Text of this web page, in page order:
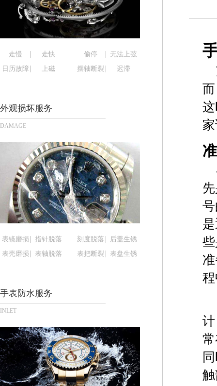
厦门市思明区湖滨东路95号华润大厦写字楼B座11
福州市鼓楼区五四路128-1号恒力城写字楼15层03
成都市锦江区人民东路6号SAC东原中心写字楼24
重庆市江北区观音桥步行街2号融恒时代广场写字
长沙市芙蓉区定王台街道建湘路393号世茂环球金
郑州市二七区铭功路10号华润大厦写字楼29层
沈阳市沈河区中街路137号亨得利名表服务中心（
沈阳市沈河区中街路83号亨得利名表服务中心（
乌鲁木齐市天山区红山路26号时代广场（
温州市鹿城区锦绣路1067号置信广场10层1015室
哈尔滨市道里区友谊西路600号富力中心T2座写字
大连市中山区人民路15号国际金融大厦7层G室（
佛山市禅城区季华五路57号万科金融中心C座12层
东莞市东城街道鸿福东路1号民盈国贸中心T1写字
无锡市梁溪区人民中路139号恒隆广场写字楼1座
南通市崇川区工农路57号圆融广场写字楼16层
苏州市苏州工业园区星港街199号苏州中心办公楼
武汉市江汉区解放大道686号世界贸易大厦38层09
南宁市青秀区金湖路59号地王大厦12楼1224室（
合肥市蜀山区潜山路111号万象城华润大厦B座12
烟台市芝罘区胜利路139号万达金融中心A座907室
长春市朝阳区西安大路727号中银大厦A座(旺进大
贵阳市南明区都司高架桥路33号亨特国际金融中心
昆明市盘龙区北京路928号同德昆明广场写字楼10
石家庄市长安区中山东路39号勒泰中心写字楼B座
走慢 走快 偷停
无法上弦
日历故障
上磁 摆轴断裂 迟滞
外观损坏服务
DAMAGE
表镜磨损 指针脱落 刻度脱落
后盖生锈
表壳磨损
表轴脱落 表把断裂 表盘生锈
手表防水服务
INLET